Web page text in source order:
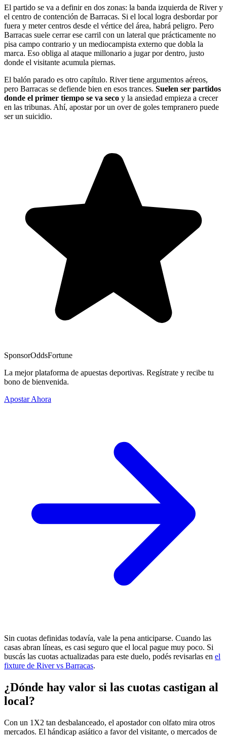
El partido se va a definir en dos zonas: la banda izquierda de River y
el centro de contención de Barracas. Si el local logra desbordar por
fuera y meter centros desde el vértice del área, habrá peligro. Pero
Barracas suele cerrar ese carril con un lateral que prácticamente no
pisa campo contrario y un mediocampista externo que dobla la
marca. Eso obliga al ataque millonario a jugar por dentro, justo
donde el visitante acumula piernas.
El balón parado es otro capítulo. River tiene argumentos aéreos,
pero Barracas se defiende bien en esos trances. Suelen ser partidos
donde el primer tiempo se va seco y la ansiedad empieza a crecer
en las tribunas. Ahí, apostar por un over de goles tempranero puede
ser un suicidio.
SponsorOddsFortune
La mejor plataforma de apuestas deportivas. Regístrate y recibe tu
bono de bienvenida.
Apostar Ahora
Sin cuotas definidas todavía, vale la pena anticiparse. Cuando las
casas abran líneas, es casi seguro que el local pague muy poco. Si
buscás las cuotas actualizadas para este duelo, podés revisarlas en el
fixture de River vs Barracas.
¿Dónde hay valor si las cuotas castigan al
local?
Con un 1X2 tan desbalanceado, el apostador con olfato mira otros
mercados. El hándicap asiático a favor del visitante, o mercados de